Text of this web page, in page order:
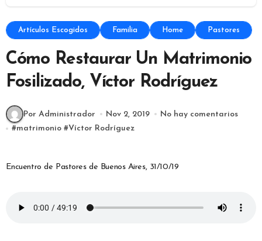
Artículos Escogidos Familia Home Pastores
Cómo Restaurar Un Matrimonio
Fosilizado, Víctor Rodríguez
Por Administrador Nov 2, 2019
No hay comentarios
#matrimonio #Víctor Rodríguez
Encuentro de Pastores de Buenos Aires, 31/10/19